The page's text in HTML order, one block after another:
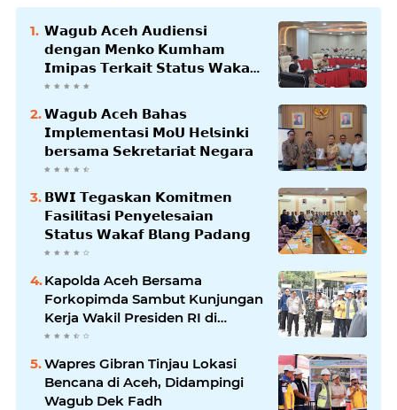
𝗪𝗮𝗴𝘂𝗯 𝗔𝗰𝗲𝗵 𝗔𝘂𝗱𝗶𝗲𝗻𝘀𝗶
𝗱𝗲𝗻𝗴𝗮𝗻 𝗠𝗲𝗻𝗸𝗼 𝗞𝘂𝗺𝗵𝗮𝗺
𝗜𝗺𝗶𝗽𝗮𝘀 𝗧𝗲𝗿𝗸𝗮𝗶𝘁 𝗦𝘁𝗮𝘁𝘂𝘀 𝗪𝗮𝗸𝗮𝗳
𝗕𝗹𝗮𝗻𝗴𝗽𝗮𝗱𝗮𝗻𝗴
𝗪𝗮𝗴𝘂𝗯 𝗔𝗰𝗲𝗵 𝗕𝗮𝗵𝗮𝘀
𝗜𝗺𝗽𝗹𝗲𝗺𝗲𝗻𝘁𝗮𝘀𝗶 𝗠𝗼𝗨 𝗛𝗲𝗹𝘀𝗶𝗻𝗸𝗶
𝗯𝗲𝗿𝘀𝗮𝗺𝗮 𝗦𝗲𝗸𝗿𝗲𝘁𝗮𝗿𝗶𝗮𝘁 𝗡𝗲𝗴𝗮𝗿𝗮
𝗕𝗪𝗜 𝗧𝗲𝗴𝗮𝘀𝗸𝗮𝗻 𝗞𝗼𝗺𝗶𝘁𝗺𝗲𝗻
𝗙𝗮𝘀𝗶𝗹𝗶𝘁𝗮𝘀𝗶 𝗣𝗲𝗻𝘆𝗲𝗹𝗲𝘀𝗮𝗶𝗮𝗻
𝗦𝘁𝗮𝘁𝘂𝘀 𝗪𝗮𝗸𝗮𝗳 𝗕𝗹𝗮𝗻𝗴 𝗣𝗮𝗱𝗮𝗻𝗴
Kapolda Aceh Bersama
Forkopimda Sambut Kunjungan
Kerja Wakil Presiden RI di
Kabupaten Bireuen
Wapres Gibran Tinjau Lokasi
Bencana di Aceh, Didampingi
Wagub Dek Fadh